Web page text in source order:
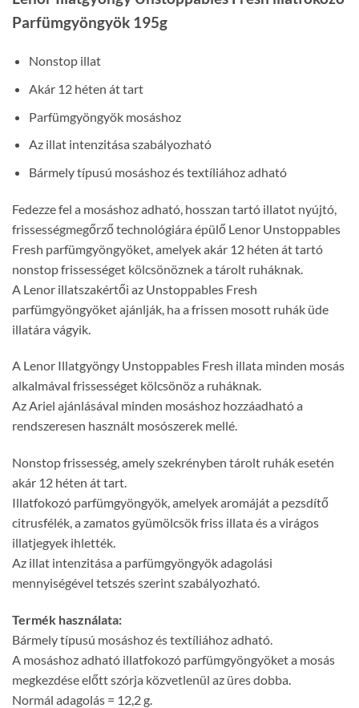
Parfümgyöngyök 195g
Nonstop illat
Akár 12 héten át tart
Parfümgyöngyök mosáshoz
Az illat intenzitása szabályozható
Bármely típusú mosáshoz és textíliához adható
Fedezze fel a mosáshoz adható, hosszan tartó illatot nyújtó,
frissességmegőrző technológiára épülő Lenor Unstoppables
Fresh parfümgyöngyöket, amelyek akár 12 héten át tartó
nonstop frissességet kölcsönöznek a tárolt ruháknak.
A Lenor illatszakértői az Unstoppables Fresh
parfümgyöngyöket ajánlják, ha a frissen mosott ruhák üde
illatára vágyik.
A Lenor Illatgyöngy Unstoppables Fresh illata minden mosás
alkalmával frissességet kölcsönöz a ruháknak.
Az Ariel ajánlásával minden mosáshoz hozzáadható a
rendszeresen használt mosószerek mellé.
Nonstop frissesség, amely szekrényben tárolt ruhák esetén
akár 12 héten át tart.
Illatfokozó parfümgyöngyök, amelyek aromáját a pezsdítő
citrusfélék, a zamatos gyümölcsök friss illata és a virágos
illatjegyek ihlették.
Az illat intenzitása a parfümgyöngyök adagolási
mennyiségével tetszés szerint szabályozható.
Termék használata:
Bármely típusú mosáshoz és textíliához adható.
A mosáshoz adható illatfokozó parfümgyöngyöket a mosás
megkezdése előtt szórja közvetlenül az üres dobba.
Normál adagolás = 12,2 g.